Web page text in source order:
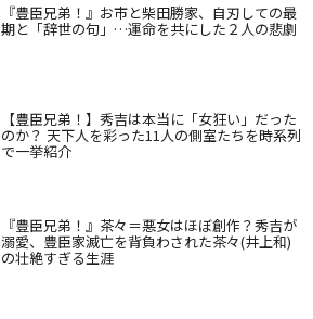
『豊臣兄弟！』お市と柴田勝家、自刃しての最
期と「辞世の句」…運命を共にした２人の悲劇
【豊臣兄弟！】秀吉は本当に「女狂い」だった
のか？ 天下人を彩った11人の側室たちを時系列
で一挙紹介
『豊臣兄弟！』茶々＝悪女はほぼ創作？秀吉が
溺愛、豊臣家滅亡を背負わされた茶々(井上和)
の壮絶すぎる生涯